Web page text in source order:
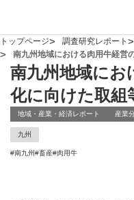
トップページ 調査研究レポート
南九州地域における肉用牛経営
南九州地域にお
化に向けた取組
地域・産業・経済レポート 産業
九州
#南九州#畜産#肉用牛